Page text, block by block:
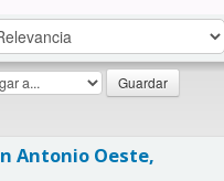
Antonio Oeste,